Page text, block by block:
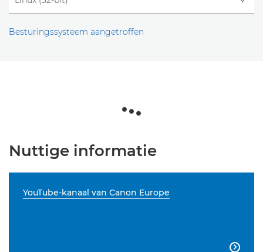
Besturingssysteem aangetroffen
Nuttige informatie
YouTube-kanaal van Canon Europe
